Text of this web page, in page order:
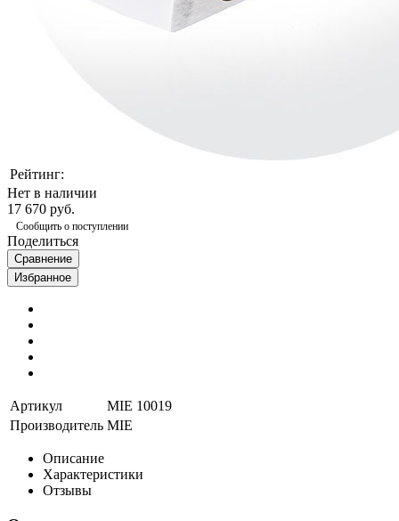
Рейтинг:
Нет в наличии
17 670 руб.
Сообщить о поступлении
Поделиться
Сравнение
Избранное
Артикул
MIE 10019
Производитель MIE
Описание
Характеристики
Отзывы